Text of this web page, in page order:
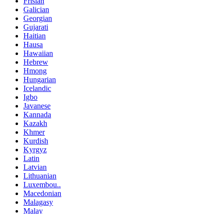
Galician
Georgian
Gujarati
Haitian
Hausa
Hawaiian
Hebrew
Hmong
Hungarian
Icelandic
Igbo
Javanese
Kannada
Kazakh
Khmer
Kurdish
Kyrgyz
Latin
Latvian
Lithuanian
Luxembou..
Macedonian
Malagasy
Malay